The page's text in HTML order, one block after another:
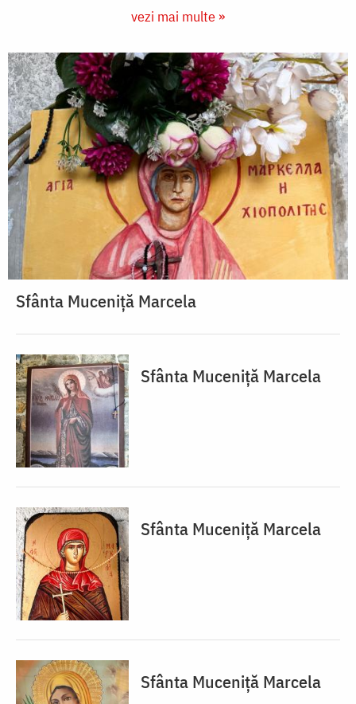
vezi mai multe »
Sfânta Muceniță Marcela
Sfânta Muceniță Marcela
Sfânta Muceniță Marcela
Sfânta Muceniță Marcela